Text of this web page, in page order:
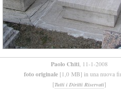
Paolo Chiti, 11-1-2008
foto originale [1,0 MB] in una nuova
[Tutti i Diritti Riservati]